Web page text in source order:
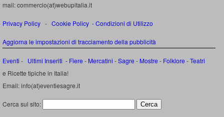
mail: commercio(at)webupitalia.it
Privacy Policy - Cookie Policy -Condizioni di Utilizzo
Aggiorna le impostazioni di tracciamento della pubblicità
Eventi - Ultimi Inseriti - Fiere - Mercatini -Sagre - Mostre - Folklore -Teatri
e Ricette tipiche in Italia!
Email: info(at)eventiesagre.it
Cerca sul sito: